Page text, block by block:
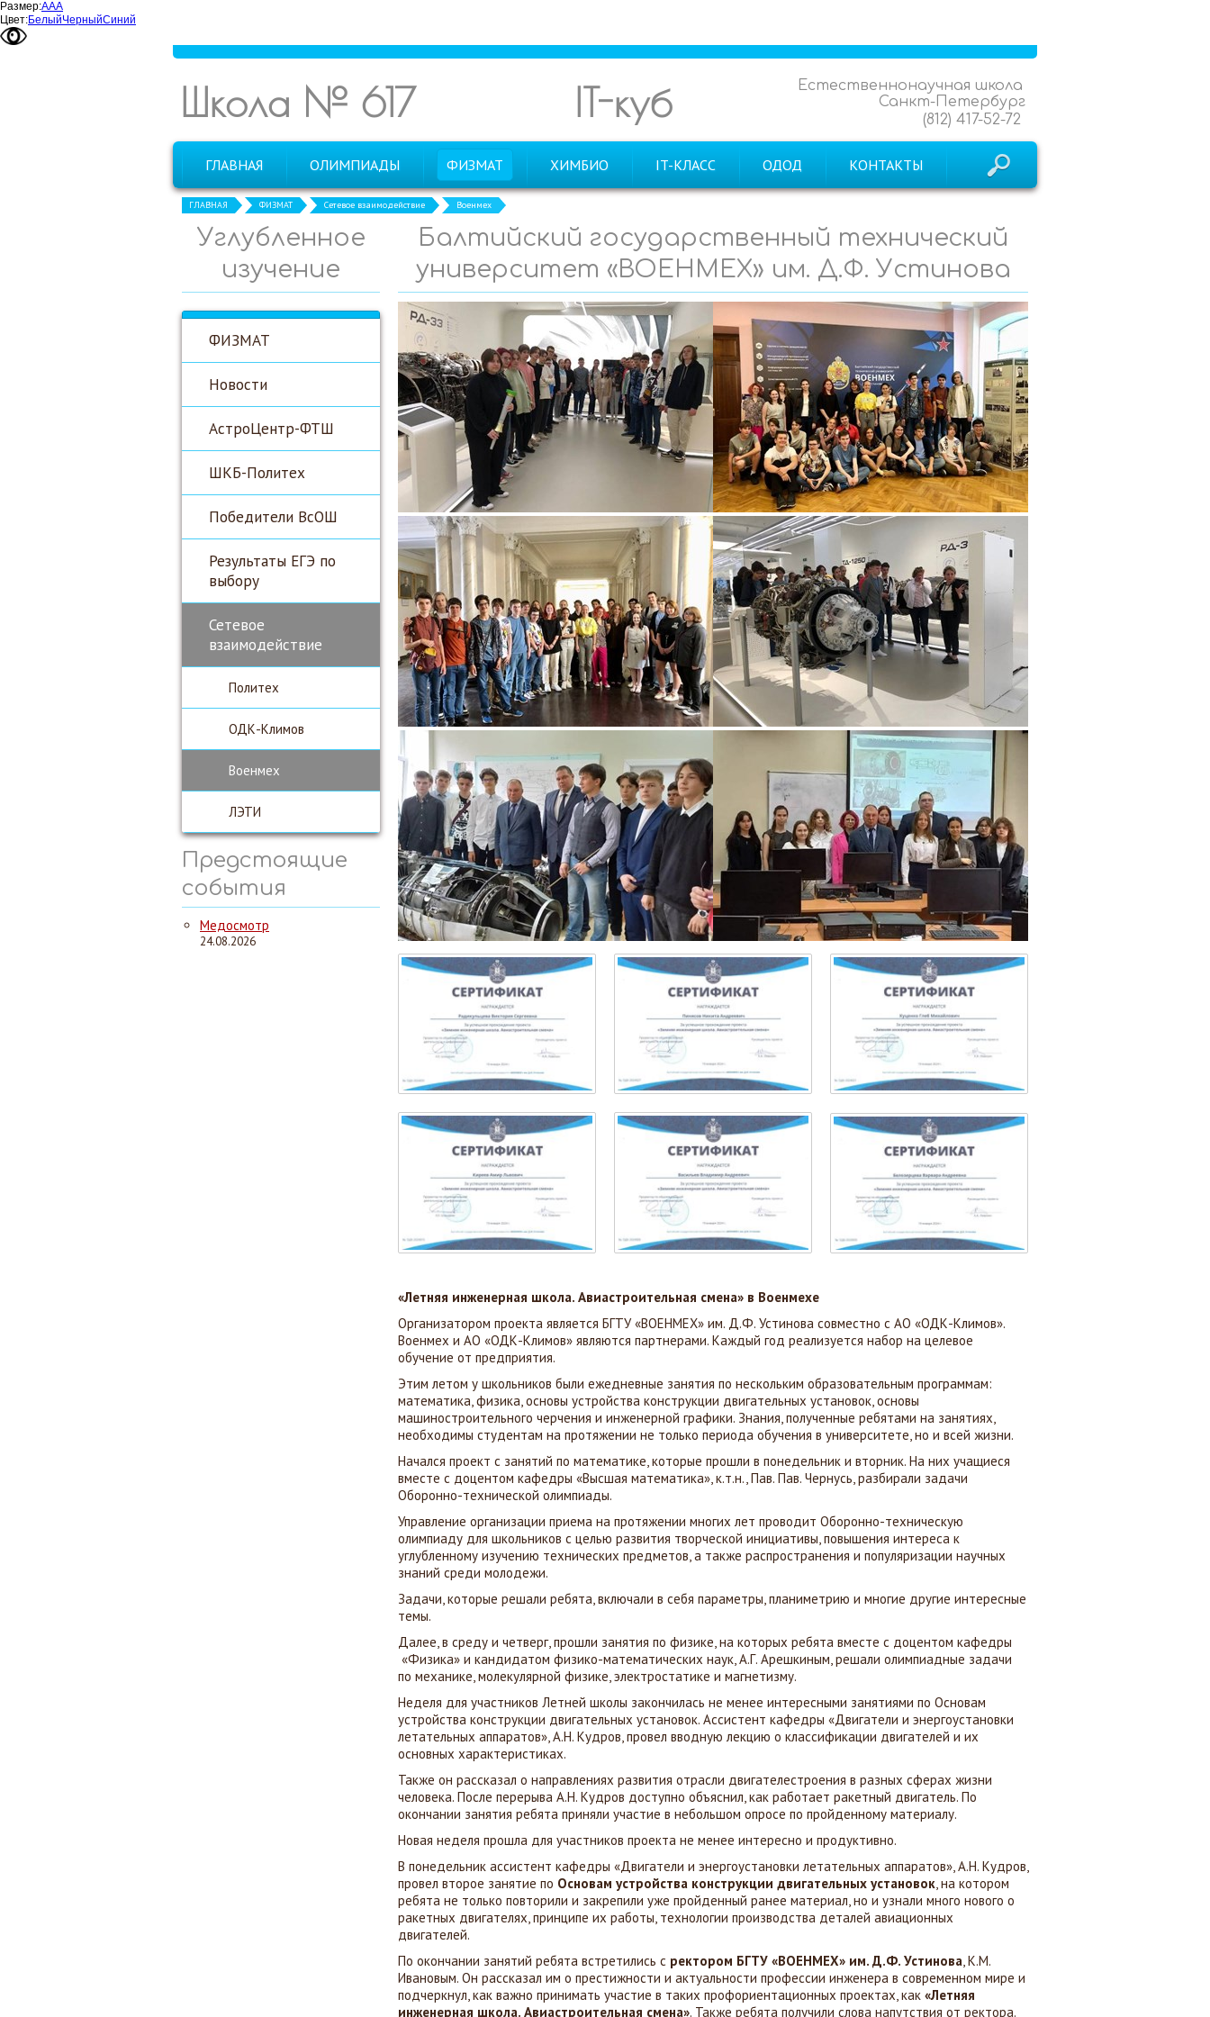
Размер:ААА
Цвет:БелыйЧерныйСиний
Школа № 617
Естественнонаучная школа
Санкт-Петербург
(812) 417-52-72
IT-куб
ГЛАВНАЯ ОЛИМПИАДЫ ФИЗМАТ ХИМБИО IT-КЛАСС ОДОД КОНТАКТЫ
ГЛАВНАЯ ФИЗМАТ Сетевое взаимодействие Военмех
Углубленное
изучение
ФИЗМАТ
Новости
АстроЦентр-ФТШ
ШКБ-Политех
Победители ВсОШ
Результаты ЕГЭ по
выбору
Сетевое
взаимодействие
Политех
ОДК-Климов
Военмех
ЛЭТИ
Предстоящие
события
Медосмотр
24.08.2026
Балтийский государственный технический
университет «ВОЕНМЕХ» им. Д.Ф. Устинова
«Летняя инженерная школа. Авиастроительная смена» в Военмехе
Организатором проекта является БГТУ «ВОЕНМЕХ» им. Д.Ф. Устинова совместно с АО «ОДК-Климов».
Военмех и АО «ОДК-Климов» являются партнерами. Каждый год реализуется набор на целевое
обучение от предприятия.
Этим летом у школьников были ежедневные занятия по нескольким образовательным программам:
математика, физика, основы устройства конструкции двигательных установок, основы
машиностроительного черчения и инженерной графики. Знания, полученные ребятами на занятиях,
необходимы студентам на протяжении не только периода обучения в университете, но и всей жизни.
Начался проект с занятий по математике, которые прошли в понедельник и вторник. На них учащиеся
вместе с доцентом кафедры «Высшая математика», к.т.н., Пав. Пав. Чернусь, разбирали задачи
Оборонно-технической олимпиады.
Управление организации приема на протяжении многих лет проводит Оборонно-техническую
олимпиаду для школьников с целью развития творческой инициативы, повышения интереса к
углубленному изучению технических предметов, а также распространения и популяризации научных
знаний среди молодежи.
Задачи, которые решали ребята, включали в себя параметры, планиметрию и многие другие интересные
темы.
Далее, в среду и четверг, прошли занятия по физике, на которых ребята вместе с доцентом кафедры
«Физика» и кандидатом физико-математических наук, А.Г. Арешкиным, решали олимпиадные задачи
по механике, молекулярной физике, электростатике и магнетизму.
Неделя для участников Летней школы закончилась не менее интересными занятиями по Основам
устройства конструкции двигательных установок. Ассистент кафедры «Двигатели и энергоустановки
летательных аппаратов», А.Н. Кудров, провел вводную лекцию о классификации двигателей и их
основных характеристиках.
Также он рассказал о направлениях развития отрасли двигателестроения в разных сферах жизни
человека. После перерыва А.Н. Кудров доступно объяснил, как работает ракетный двигатель. По
окончании занятия ребята приняли участие в небольшом опросе по пройденному материалу.
Новая неделя прошла для участников проекта не менее интересно и продуктивно.
В понедельник ассистент кафедры «Двигатели и энергоустановки летательных аппаратов», А.Н. Кудров,
провел второе занятие по Основам устройства конструкции двигательных установок , на котором
ребята не только повторили и закрепили уже пройденный ранее материал, но и узнали много нового о
ракетных двигателях, принципе их работы, технологии производства деталей авиационных
двигателей.
По окончании занятий ребята встретились с ректором БГТУ «ВОЕНМЕХ» им. Д.Ф. Устинова , К.М.
Ивановым. Он рассказал им о престижности и актуальности профессии инженера в современном мире и
подчеркнул, как важно принимать участие в таких профориентационных проектах, как «Летняя
инженерная школа. Авиастроительная смена». Также ребята получили слова напутствия от ректора.